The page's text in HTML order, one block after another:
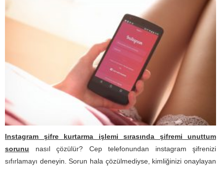
Instagram şifre kurtarma işlemi sırasında şifremi unuttum
sorunu nasıl çözülür? Cep telefonundan instagram şifrenizi
sıfırlamayı deneyin. Sorun hala çözülmediyse, kimliğinizi onaylayan